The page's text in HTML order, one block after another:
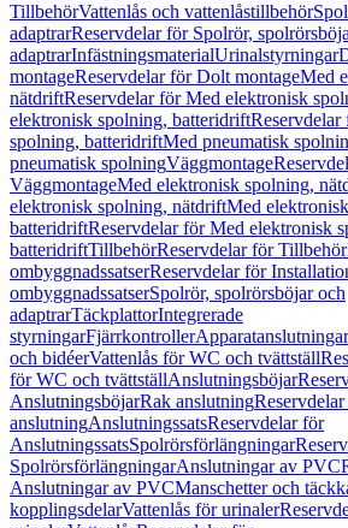
TillbehörVattenlås och vattenlåstillbehör
adaptrarReservdelar för Spolrör,
adaptrarInfästningsmaterialUrinalstyrningar
montageReservdelar för Dolt montageMed
nätdriftReservdelar för Med elektronisk
elektronisk spolning, batteridrift
spolning, batteridriftMed pneumatisk
pneumatisk spolningVäggmontage
VäggmontageMed elektronisk spolning,
elektronisk spolning, nätdriftMed
batteridriftReservdelar för Med elektronisk
batteridriftTillbehörReservdelar för Tillbehör
ombyggnadssatserReservdelar för
ombyggnadssatserSpolrör, spolrörsböjar och
adaptrarTäckplattorIntegrerade
styrningarFjärrkontroller
och bidéerVattenlås för WC och tvättställ
för WC och tvättställAnslutningsböjar
AnslutningsböjarRak anslutning
anslutningAnslutningssatsReservdelar för
AnslutningssatsSpolrörsförlängningar
SpolrörsförlängningarAnslutningar av PVC
Anslutningar av PVCManschetter och
kopplingsdelarVattenlås för urinaler